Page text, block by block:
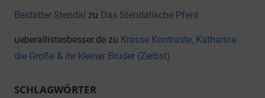
Bestatter Stendal zu Das Stendalische Pferd
ueberallistesbesser.de zu Krasse Kontraste, Katharina
die Große & ihr kleiner Bruder (Zerbst)
SCHLAGWÖRTER